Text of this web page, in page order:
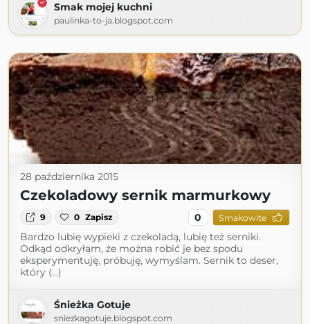
Smak mojej kuchni
paulinka-to-ja.blogspot.com
28 października 2015
Czekoladowy sernik marmurkowy
9 0 Zapisz 0 Smakowite
Bardzo lubię wypieki z czekoladą, lubię też serniki.
Odkąd odkryłam, że można robić je bez spodu
eksperymentuję, próbuję, wymyślam. Sernik to deser,
który (...)
Śnieżka Gotuje
sniezkagotuje.blogspot.com